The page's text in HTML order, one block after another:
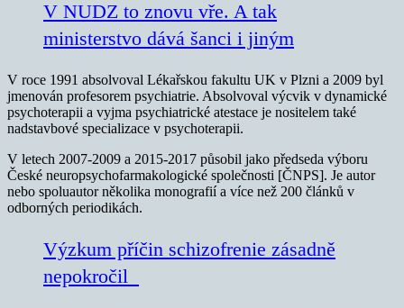
V NUDZ to znovu vře. A tak
ministerstvo dává šanci i jiným
V roce 1991 absolvoval Lékařskou fakultu UK v Plzni a 2009 byl
jmenován profesorem psychiatrie. Absolvoval výcvik v dynamické
psychoterapii a vyjma psychiatrické atestace je nositelem také
nadstavbové specializace v psychoterapii.
V letech 2007-2009 a 2015-2017 působil jako předseda výboru
České neuropsychofarmakologické společnosti [ČNPS]. Je autor
nebo spoluautor několika monografií a více než 200 článků v
odborných periodikách.
Výzkum příčin schizofrenie zásadně
nepokročil